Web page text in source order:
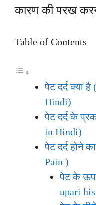
कारण की परख
Table of Contents
पेट दर्द क्या
Hindi)
पेट दर्द के
in Hindi)
पेट दर्द होने
Pain )
पेट के
upari